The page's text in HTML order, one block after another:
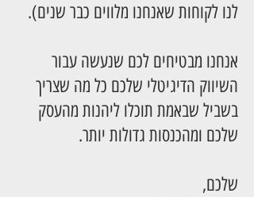
לנו לקוחות שאנחנו מלווים כבר שנים).
אנחנו מבטיחים לכם שנעשה עבור
השיווק הדיגיטלי שלכם כל מה שצריך
בשביל שבאמת תוכלו ליהנות מהעסק
שלכם ומהכנסות גדולות יותר.
שלכם,